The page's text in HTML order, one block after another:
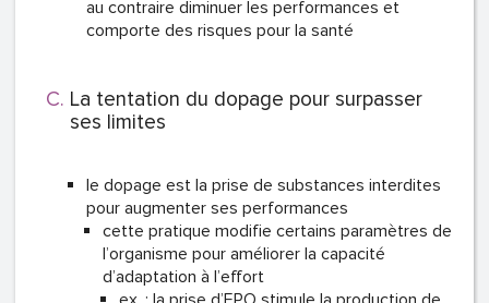
au contraire diminuer les performances et
comporte des risques pour la santé
La tentation du dopage pour surpasser
ses limites
le dopage est la prise de substances interdites
pour augmenter ses performances
cette pratique modifie certains paramètres de
l’organisme pour améliorer la capacité
d’adaptation à l’effort